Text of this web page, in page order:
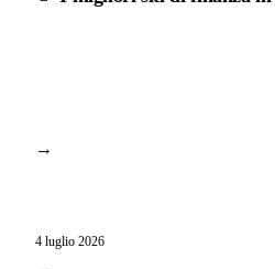
→
4 luglio 2026